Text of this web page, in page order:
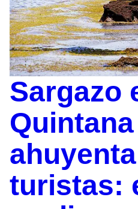
Sargazo
turistas: